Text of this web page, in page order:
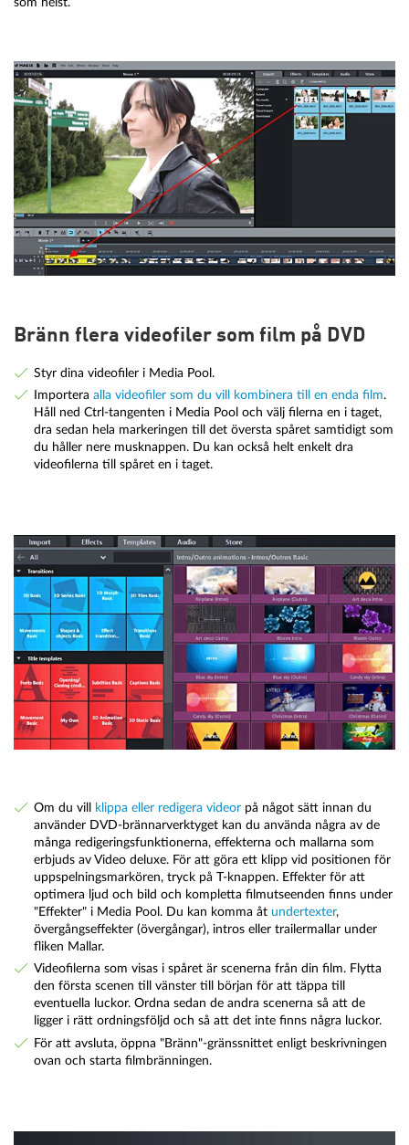
Bränn flera videofiler som film på DVD
Styr dina videofiler i Media Pool.
Importera alla videofiler som du vill kombinera till en enda film.
Håll ned Ctrl-tangenten i Media Pool och välj filerna en i taget,
dra sedan hela markeringen till det översta spåret samtidigt som
du håller nere musknappen. Du kan också helt enkelt dra
videofilerna till spåret en i taget.
Om du vill klippa eller redigera videorpå något sätt innan du
använder DVD-brännarverktyget kan du använda några av de
många redigeringsfunktionerna, effekterna och mallarna som
erbjuds av Video deluxe. För att göra ett klipp vid positionen för
uppspelningsmarkören, tryck på T-knappen. Effekter för att
optimera ljud och bild och kompletta filmutseenden finns under
"Effekter" i Media Pool. Du kan komma åt undertexter,
övergångseffekter (övergångar), intros eller trailermallar under
fliken Mallar.
Videofilerna som visas i spåret är scenerna från din film. Flytta
den första scenen till vänster till början för att täppa till
eventuella luckor. Ordna sedan de andra scenerna så att de
ligger i rätt ordningsföljd och så att det inte finns några luckor.
För att avsluta, öppna "Bränn"-gränssnittet enligt beskrivningen
ovan och starta filmbränningen.